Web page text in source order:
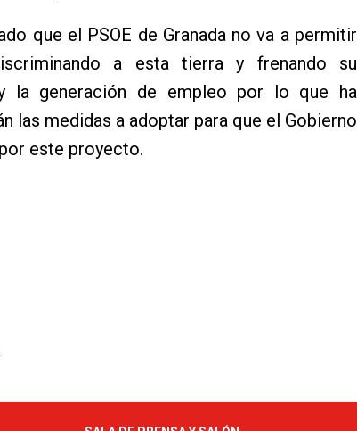
que el PSOE de Granada no va a permitir
a esta tierra y frenando su
la generación de empleo por lo que ha
las medidas a adoptar para que el Gobierno
este proyecto.